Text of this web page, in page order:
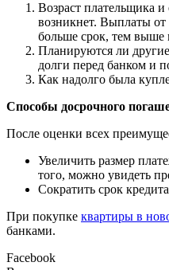
Возраст плательщика
возникнет. Выплаты от
больше срок, тем выше
Планируются ли
долги перед банком и
Как надолго была
Способы досрочного
После оценки всех
Увеличить размер
того, можно увидеть
Сократить срок
При покупке квартиры в
банками.
Facebook